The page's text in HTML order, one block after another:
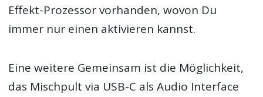
Effekt-Prozessor vorhanden, wovon Du
immer nur einen aktivieren kannst.
Eine weitere Gemeinsam ist die Möglichkeit,
das Mischpult via USB-C als Audio Interface